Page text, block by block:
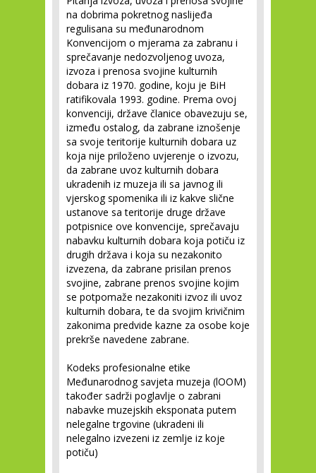
na dobrima pokretnog naslijeđa
regulisana su međunarodnom
Konvencijom o mjerama za zabranu i
sprečavanje nedozvoljenog uvoza,
izvoza i prenosa svojine kulturnih
dobara iz 1970. godine, koju je BiH
ratifikovala 1993. godine. Prema ovoj
konvenciji, države članice obavezuju se,
između ostalog, da zabrane iznošenje
sa svoje teritorije kulturnih dobara uz
koja nije priloženo uvjerenje o izvozu,
da zabrane uvoz kulturnih dobara
ukradenih iz muzeja ili sa javnog ili
vjerskog spomenika ili iz kakve slične
ustanove sa teritorije druge države
potpisnice ove konvencije, sprečavaju
nabavku kulturnih dobara koja potiču iz
drugih država i koja su nezakonito
izvezena, da zabrane prisilan prenos
svojine, zabrane prenos svojine kojim
se potpomaže nezakoniti izvoz ili uvoz
kulturnih dobara, te da svojim krivičnim
zakonima predvide kazne za osobe koje
prekrše navedene zabrane.
Kodeks profesionalne etike
Međunarodnog savjeta muzeja (lOOM)
također sadrži poglavlje o zabrani
nabavke muzejskih eksponata putem
nelegalne trgovine (ukradeni ili
nelegalno izvezeni iz zemlje iz koje
potiču)